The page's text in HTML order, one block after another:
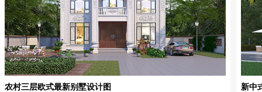
农村三层欧式最新别墅设计图 新中